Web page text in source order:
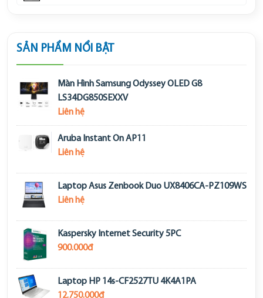
SẢN PHẨM NỔI BẬT
Màn Hình Samsung Odyssey OLED G8
LS34DG850SEXXV
Liên hệ
Aruba Instant On AP11
Liên hệ
Laptop Asus Zenbook Duo UX8406CA-PZ109WS
Liên hệ
Kaspersky Internet Security 5PC
900.000đ
Laptop HP 14s-CF2527TU 4K4A1PA
12.750.000đ